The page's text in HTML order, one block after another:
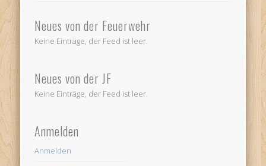
Neues von der Feuerwehr
Keine Einträge, der Feed ist leer.
Neues von der JF
Keine Einträge, der Feed ist leer.
Anmelden
Anmelden